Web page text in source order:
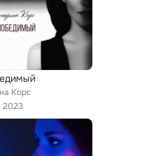
Корс
2023